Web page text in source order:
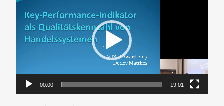
Player
00:00 19:01